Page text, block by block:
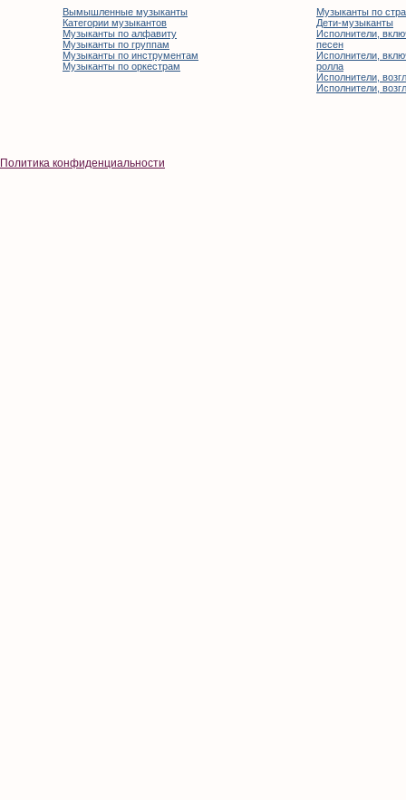
Вымышленные музыканты
Категории музыкантов
Музыканты по алфавиту
Музыканты по группам
Музыканты по инструментам
Музыканты по оркестрам
Музыканты по
Дети-музыканты
Исполнители,
песен
Исполнители,
ролла
Исполнители,
Исполнители,
Политика конфиденциальности